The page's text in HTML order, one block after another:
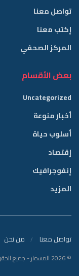
تواصل معنا
إكتب معنا
المركز الصحفي
بعض الأقسام
Uncategorized
أخبار منوعة
أسلوب حياة
إقتصاد
إنفوجرافيك
المزيد
تواصل معنا من نحن